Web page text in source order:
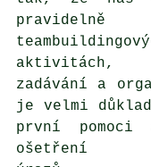
zadávání a
je velmi
první pomoci
ošetření